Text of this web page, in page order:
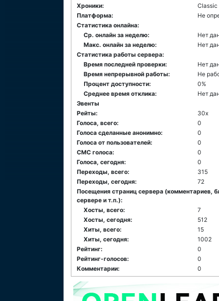
Хроники:
Classic
Платформа:
Не
Статистика онлайна:
Ср. онлайн за неделю:
Нет
Макс. онлайн за неделю:
Нет
Статистика работы сервера:
Время последней проверки:
Нет
Время непрерывной работы:
Не
Процент доступности:
0%
Среднее время отклика:
Нет
Эвенты
Рейты:
30x
Голоса, всего:
0
Голоса сделанные анонимно:
0
Голоса от пользователей:
0
СМС голоса:
0
Голоса, сегодня:
0
Переходы, всего:
315
Переходы, сегодня:
72
Посещения страниц сервера (комментариев,
сервере и т.п.):
Хосты, всего:
7
Хосты, сегодня:
512
Хиты, всего:
15
Хиты, сегодня:
1002
Рейтинг:
0
Рейтинг-голосов:
0
Комментарии:
0